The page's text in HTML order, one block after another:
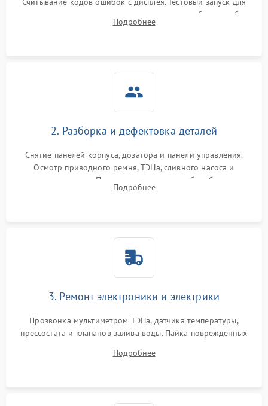
выявления посторонних шумов, протечек или сбоев в работе
электронного модуля управления.
Подробнее
2. Разборка и дефектовка деталей
Снятие панелей корпуса, дозатора и панели управления.
Осмотр приводного ремня, ТЭНа, сливного насоса и
амортизаторов. Проверка подшипников барабана и
крестовины на износ, а манжеты люка на разрывы.
Подробнее
3. Ремонт электроники и электрики
Прозвонка мультиметром ТЭНа, датчика температуры,
прессостата и клапанов залива воды. Пайка поврежденных
Восстановление целостности проводки и контактов.
Подробнее